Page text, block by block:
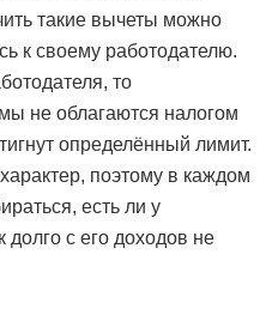
такие вычеты можно
к своему работодателю.
то
не облагаются налогом
определённый лимит.
поэтому в каждом
есть ли у
долго с его доходов не